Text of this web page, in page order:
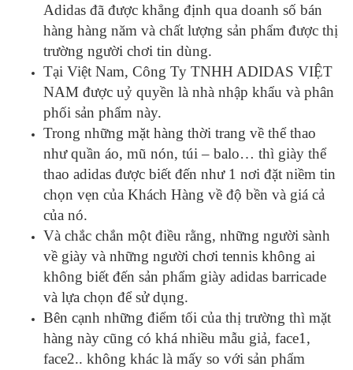
Adidas đã được khẳng định qua doanh số bán
hàng hàng năm và chất lượng sản phẩm được thị
trường người chơi tin dùng.
Tại Việt Nam, Công Ty TNHH ADIDAS VIỆT
NAM được uỷ quyền là nhà nhập khẩu và phân
phối sản phẩm này.
Trong những mặt hàng thời trang về thể thao
như quần áo, mũ nón, túi – balo… thì giày thể
thao adidas được biết đến như 1 nơi đặt niềm tin
chọn vẹn của Khách Hàng về độ bền và giá cả
của nó.
Và chắc chắn một điều rằng, những người sành
về giày và những người chơi tennis không ai
không biết đến sản phẩm giày adidas barricade
và lựa chọn để sử dụng.
Bên cạnh những điểm tối của thị trường thì mặt
hàng này cũng có khá nhiều mẫu giả, face1,
face2.. không khác là mấy so với sản phẩm